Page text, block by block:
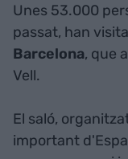
Unes 53.000
passat, han
Barcelona, que
Vell.
El saló,
important